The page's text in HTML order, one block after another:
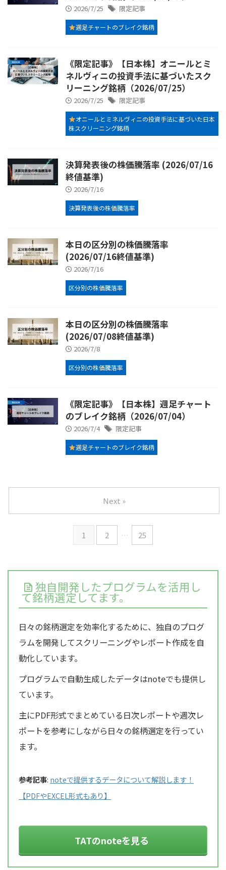
2026/7/25 限定記事
週足チャートのブレイク銘柄
《限定記事》【日本株】オニールとミ
ネルヴィニの投資手法に基づいたスク
リーニング銘柄（2026/07/25）
2026/7/25 限定記事
オニールとミネルヴィニの投資手法に基づいた日本
株スクリーニング銘柄
決算発表後の株価騰落率 (2026/07/16
終値基準)
2026/7/16
決算発表後の株価騰落率
本日の区分別の株価騰落率
(2026/07/16終値基準)
2026/7/16
区分別の株価騰落率
本日の区分別の株価騰落率
(2026/07/08終値基準)
2026/7/8
区分別の株価騰落率
《限定記事》【日本株】週足チャート
のブレイク銘柄（2026/07/04）
2026/7/4 限定記事
週足チャートのブレイク銘柄
1 2 … 25
Next »
独自開発したプログラムを活用し
て銘柄選定してます。
日々の銘柄選定を効率化するために、独自のプログ
ラムを開発してスクリーニングやレポート作成を自
動化しています。
プログラムで自動生成したデータはnoteでも提供し
ています。
主にPDF形式でまとめている日次レポートや週次レ
ポートを参考にしながら日々の銘柄選定を行ってい
ます。
参考記事: noteで提供するデータについて解説します！
【PDFやEXCEL形式もあり】
TATのnoteを見る